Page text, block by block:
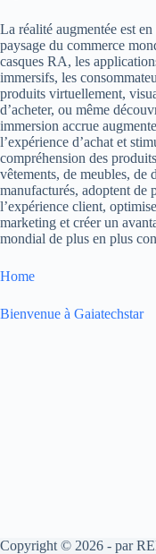
La réalité augmentée est
paysage du commerce
casques RA, les
immersifs, les
produits virtuellement,
d’acheter, ou même
immersion accrue
l’expérience d’achat et
compréhension des
vêtements, de meubles, de
manufacturés, adoptent de
l’expérience client,
marketing et créer un
mondial de plus en plus
Home
Bienvenue à Gaiatechstar
Copyright © 2026 - par